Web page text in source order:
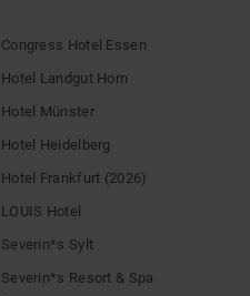
Congress Hotel Essen
Hotel Landgut Horn
Hotel Münster
Hotel Heidelberg
Hotel Frankfurt (2026)
LOUIS Hotel
Severin*s Sylt
Severin*s Resort & Spa